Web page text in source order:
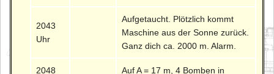
2043
Uhr
Aufgetaucht. Plötzlich kommt
Maschine aus der Sonne zurück.
Ganz dich ca. 2000 m. Alarm.
2048
Auf A = 17 m, 4 Bomben in